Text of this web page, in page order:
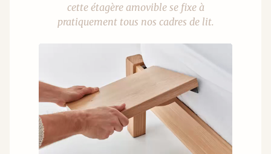
cette étagère amovible se fixe à
pratiquement tous nos cadres de lit.